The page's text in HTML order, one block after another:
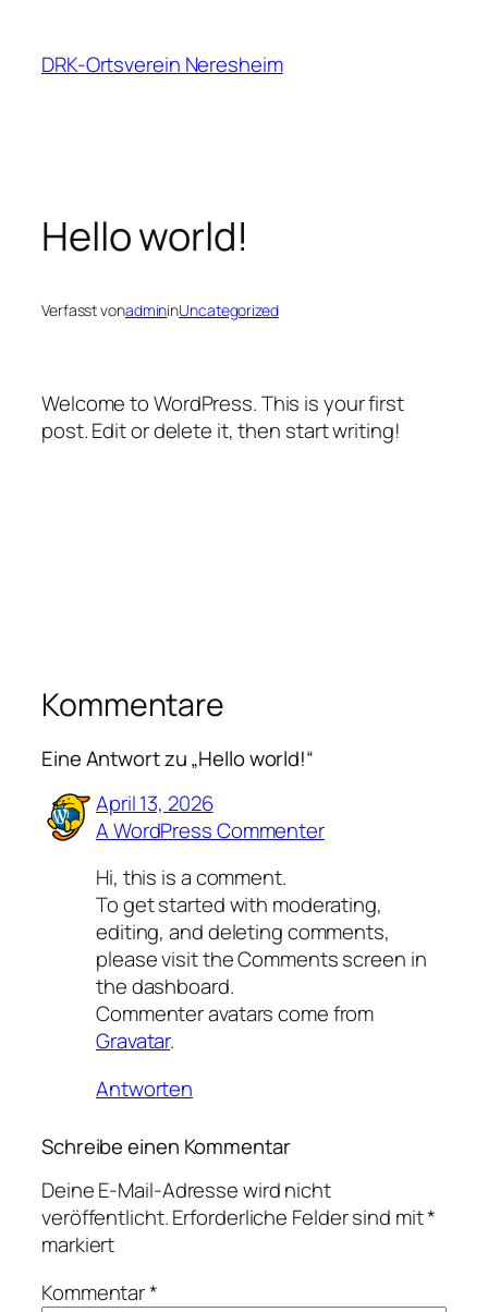
springen
DRK-Ortsverein Neresheim
Hello world!
Verfasst vonadmininUncategorized
Welcome to WordPress. This is your first
post. Edit or delete it, then start writing!
Kommentare
Eine Antwort zu „Hello world!“
April 13, 2026
A WordPress Commenter
Hi, this is a comment.
To get started with moderating,
editing, and deleting comments,
please visit the Comments screen in
the dashboard.
Commenter avatars come from
Gravatar.
Antworten
Schreibe einen Kommentar
Deine E-Mail-Adresse wird nicht
veröffentlicht.Erforderliche Felder sind mit*
markiert
Kommentar*